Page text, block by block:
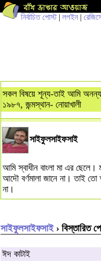
নির্বাচিত পোস্ট| লগইন |
সকল বিষয়ে শূন্য-তাই আমি
১৯৮৭, জন্মস্থান- নোয়াখালী
সাইফুলসাইফসাই
আমি স্বাধীন বাংলা মা এর
আদৌ বর্ণমালা জানে না। তাই তো
না।
সাইফুলসাইফসাই› বিস্তারিত
ঈদ কাটাই